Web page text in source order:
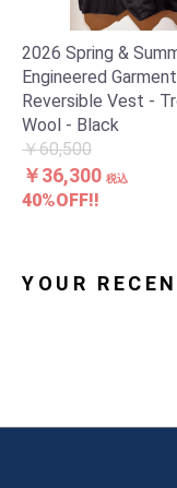
2026 Spring &
Engineered
Reversible Vest -
Wool - Black
￥60,500
￥36,300 税込
40%OFF!!
YOUR